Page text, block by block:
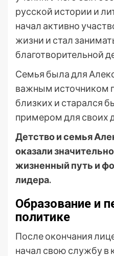
русской истории и
начал активно
жизни и стал
благотворительной
Семья была для
важным источником
близких и старался
примером для своих
Детство и семья
оказали
жизненный путь и
лидера.
Образование и
политике
После окончания
начал свою службу в